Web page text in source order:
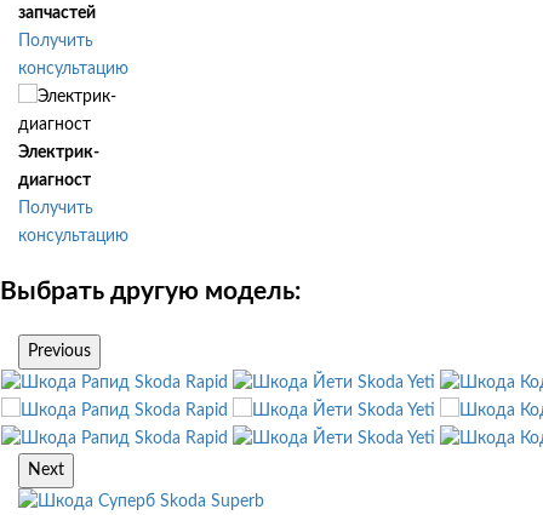
запчастей
Получить
консультацию
Электрик-
диагност
Получить
консультацию
Выбрать другую модель:
Previous
Skoda Rapid
Skoda Yeti
Skoda Rapid
Skoda Yeti
Skoda Rapid
Skoda Yeti
Next
Skoda Superb